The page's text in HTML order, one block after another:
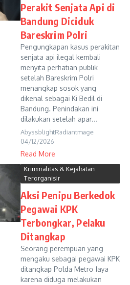
Perakit Senjata Api di
Bandung Diciduk
Bareskrim Polri
Pengungkapan kasus perakitan
senjata api ilegal kembali
menyita perhatian publik
setelah Bareskrim Polri
menangkap sosok yang
dikenal sebagai Ki Bedil di
Bandung. Penindakan ini
dilakukan setelah apar...
AbyssblightRadiantmage
04/12/2026
Read More
Kriminalitas & Kejahatan
Terorganisir
Aksi Penipu Berkedok
Pegawai KPK
Terbongkar, Pelaku
Ditangkap
Seorang perempuan yang
mengaku sebagai pegawai KPK
ditangkap Polda Metro Jaya
karena diduga melakukan